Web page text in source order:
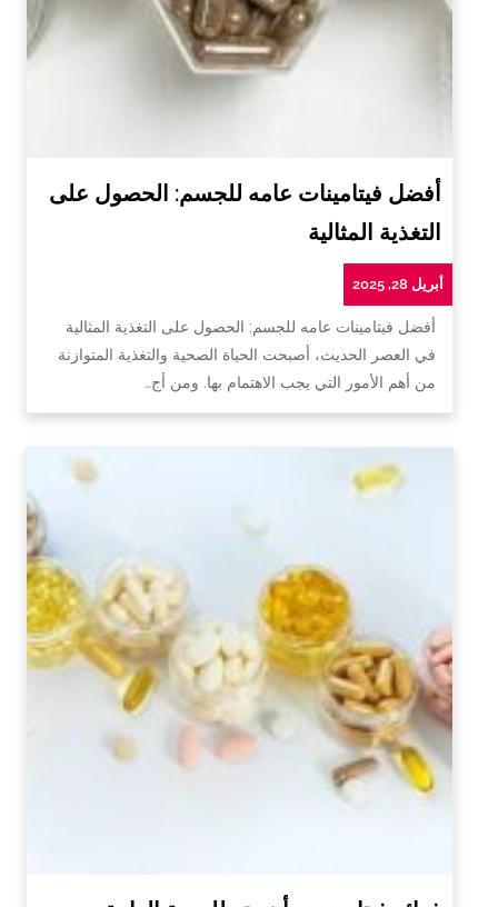
أفضل فيتامينات عامه للجسم: الحصول على
التغذية المثالية
أبريل 28, 2025
أفضل فيتامينات عامه للجسم: الحصول على التغذية المثالية
في العصر الحديث، أصبحت الحياة الصحية والتغذية المتوازنة
من أهم الأمور التي يجب الاهتمام بها. ومن أج…